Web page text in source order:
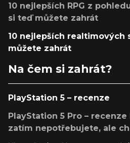
10 nejlepších RPG z
si teď můžete zahrát
10 nejlepších realtimových
můžete zahrát
Na čem si zahrát?
PlayStation 5 – recenze
PlayStation 5 Pro –
zatím nepotřebujete, ale